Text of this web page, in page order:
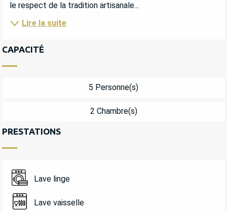
le respect de la tradition artisanale...
Lire la suite
CAPACITÉ
5 Personne(s)
2 Chambre(s)
PRESTATIONS
Lave linge
Lave vaisselle